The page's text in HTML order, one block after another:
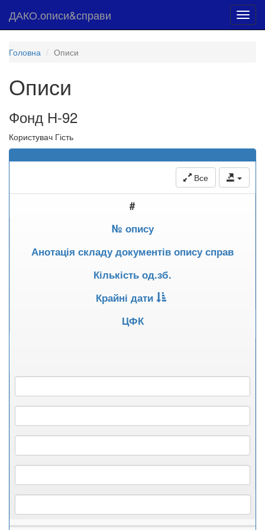
ДАКО.описи&справи
Головна Описи
Описи
Фонд Н-92
Користувач Гість
Все
#
№ опису
Анотація складу документів опису справ
Кількість од.зб.
Крайні дати
ЦФК